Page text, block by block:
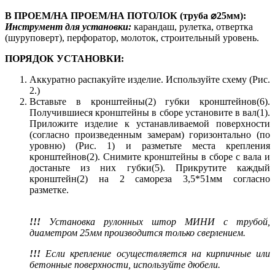
В ПРОЕМ/НА ПРОЕМ/НА ПОТОЛОК (труба ⌀25мм):
Инструмент для установки: карандаш, рулетка, отвертка
(шуруповерт), перфоратор, молоток, строительный уровень.
ПОРЯДОК УСТАНОВКИ:
Аккуратно распакуйте изделие. Используйте схему (Рис.
2.)
Вставьте в кронштейны(2) губки кронштейнов(6).
Получившиеся кронштейны в сборе установите в вал(1).
Приложите изделие к устанавливаемой поверхности
(согласно произведенным замерам) горизонтально (по
уровню) (Рис. 1) и разметьте места крепления
кронштейнов(2). Снимите кронштейны в сборе с вала и
достаньте из них губки(5). Прикрутите каждый
кронштейн(2) на 2 самореза 3,5*51мм согласно
разметке.
!!! Установка рулонных штор МИНИ с трубой,
диаметром 25мм производится только сверлением.
!!! Если крепление осуществляется на кирпичные или
бетонные поверхности, используйте дюбели.